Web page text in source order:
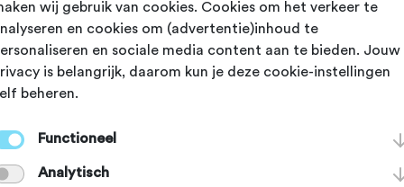
is een van de mooiste bruggen
Rijnkanaal. Vanaf de
wij gebruik van cookies. Cookies om het verkeer te
en cookies om (advertentie)inhoud te
en sociale media content aan te bieden. Jouw
is belangrijk, daarom kun je deze cookie-instellingen
beheren.
Functioneel
Analytisch